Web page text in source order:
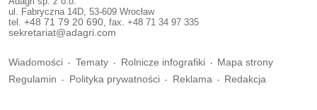
ul. Fabryczna 14D, 53-609 Wrocław
tel. +48 71 79 20 690, fax. +48 71 34 97 335
sekretariat@adagri.com
Wiadomości Tematy Rolnicze infografiki
Mapa strony
Regulamin
Polityka prywatności Reklama Redakcja